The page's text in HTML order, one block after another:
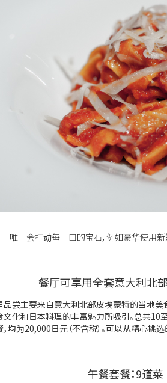
唯一会打动每一口的宝石，例如豪华使用
餐厅可享用全套意大利北
品尝主要来自意大利北部皮埃蒙特的当地美
文化和日本料理的丰富魅力所吸引。总共
均为20,000日元（不含税）。可以从精心
午餐套餐：9道菜